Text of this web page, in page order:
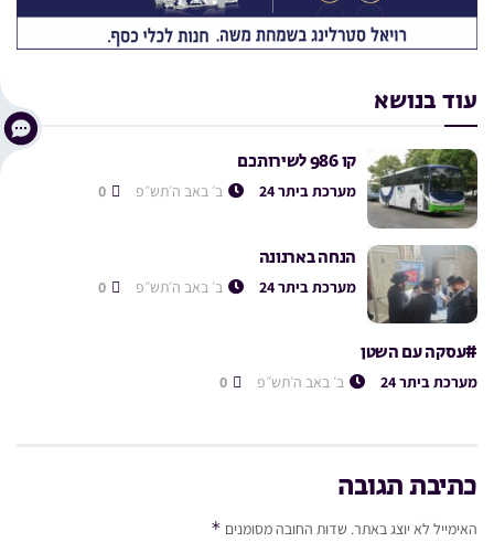
עוד בנושא
קו 986 לשירותכם
מערכת ביתר 24 ב׳ באב ה׳תש״פ
הנחה בארנונה
מערכת ביתר 24 ב׳ באב ה׳תש״פ
#עסקה עם השטן
מערכת ביתר 24 ב׳ באב ה׳תש״פ
כתיבת תגובה
האימייל לא יוצג באתר. שדות החובה מסומנים *